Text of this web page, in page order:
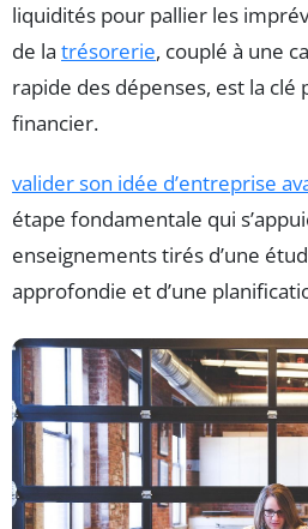
liquidités pour pallier les
de la trésorerie, couplé à une
rapide des dépenses, est la
financier.
valider son idée d’entreprise
étape fondamentale qui
enseignements tirés d’une
approfondie et d’une